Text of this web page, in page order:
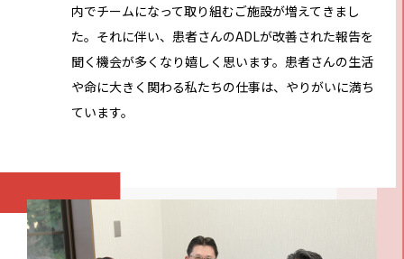
内でチームになって取り組むご施設が増えてきまし
た。それに伴い、患者さんのADLが改善された報告を
聞く機会が多くなり嬉しく思います。患者さんの生活
や命に大きく関わる私たちの仕事は、やりがいに満ち
ています。